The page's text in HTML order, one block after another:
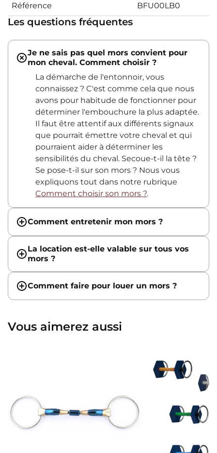
Référence BFU00LB0
Les questions fréquentes
Je ne sais pas quel mors convient pour
mon cheval. Comment choisir ?
La démarche de l'entonnoir, vous
connaissez ? C'est comme cela que nous
avons pour habitude de fonctionner pour
déterminer l'embouchure la plus adaptée.
Il faut être attentif aux différents signaux
que pourrait émettre votre cheval et qui
pourraient aider à déterminer les
sensibilités du cheval. Secoue-t-il la tête ?
Se pose-t-il sur son mors ? Nous vous
expliquons tout dans notre rubrique
Comment choisir son mors ?.
Comment entretenir mon mors ?
La location est-elle valable sur tous vos
mors ?
Comment faire pour louer un mors ?
Vous aimerez aussi